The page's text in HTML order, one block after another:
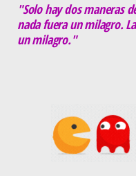
"Solo hay dos maneras
nada fuera un milagro.
un milagro."